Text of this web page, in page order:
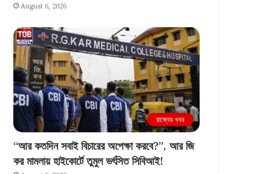
August 6, 2026
রাজ্যের খবর
“আর কতদিন সবাই বিচারের অপেক্ষা করবে?”, আর জি
কর মামলায় হাইকোর্টে তুমুল ভর্ৎসিত সিবিআই!